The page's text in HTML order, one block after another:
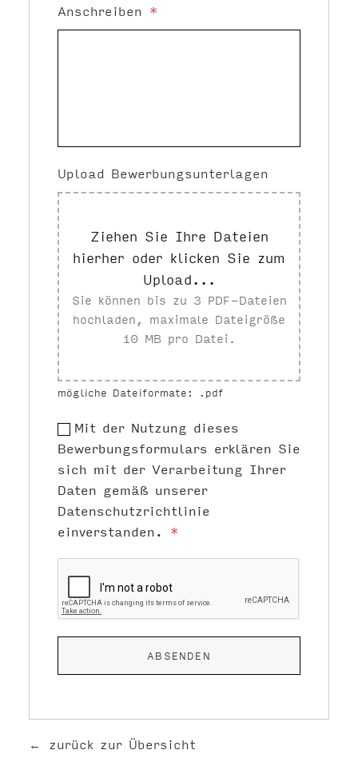
Anschreiben *
Upload Bewerbungsunterlagen
Ziehen Sie Ihre Dateien
hierher oder klicken Sie zum
Upload...
Sie können bis zu 3 PDF-Dateien
hochladen, maximale Dateigröße
10 MB pro Datei.
mögliche Dateiformate: .pdf
Mit der Nutzung dieses
Bewerbungsformulars erklären Sie
sich mit der Verarbeitung Ihrer
Daten gemäß unserer
Datenschutzrichtlinie
einverstanden. *
zurück zur Übersicht